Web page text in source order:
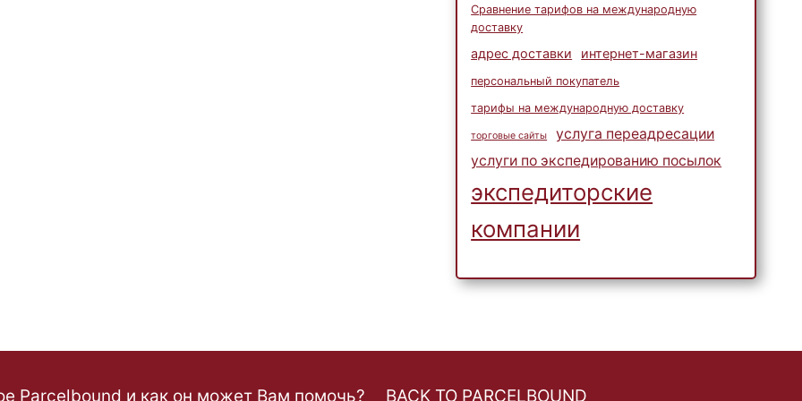
Сравнение тарифов на международную
доставку
адрес доставки интернет-магазин
персональный покупатель
тарифы на международную доставку
торговые сайты
услуга переадресации
услуги по экспедированию посылок
экспедиторские
компании
Parcelbound и как он может Вам помочь? BACK TO PARCELBOUND